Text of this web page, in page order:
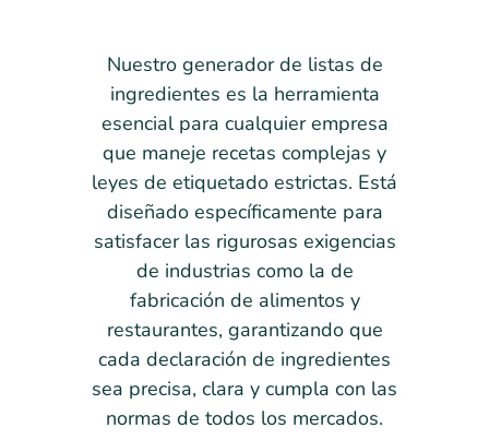
Nuestro generador de listas de
ingredientes es la herramienta
esencial para cualquier empresa
que maneje recetas complejas y
leyes de etiquetado estrictas. Está
diseñado específicamente para
satisfacer las rigurosas exigencias
de industrias como la de
fabricación de alimentos y
restaurantes, garantizando que
cada declaración de ingredientes
sea precisa, clara y cumpla con las
normas de todos los mercados.